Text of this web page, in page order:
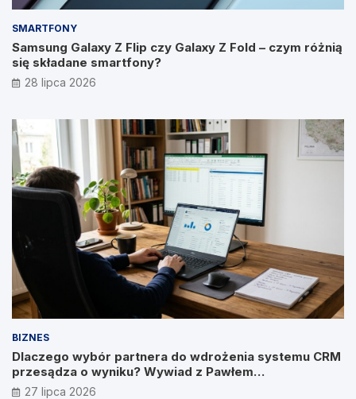
SMARTFONY
Samsung Galaxy Z Flip czy Galaxy Z Fold – czym różnią
się składane smartfony?
28 lipca 2026
BIZNES
Dlaczego wybór partnera do wdrożenia systemu CRM
przesądza o wyniku? Wywiad z Pawłem
Prymakowskim, CEO IT Vision
27 lipca 2026